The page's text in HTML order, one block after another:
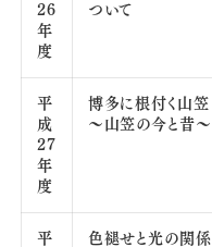
26
年
度
ついて
平
成
27
年
度
博多に根付く山笠
～山笠の今と昔～
平
色褪せと光の関係